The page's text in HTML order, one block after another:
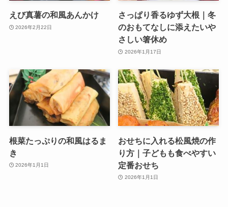
えび真薯の和風あんかけ
2026年2月22日
さっぱり香るゆず大根｜冬
のおもてなしに添えたいや
さしい箸休め
2026年1月17日
根菜たっぷりの和風はるま
き
2026年1月1日
おせちに入れる松風焼の作
り方｜子どもも食べやすい
定番おせち
2026年1月1日